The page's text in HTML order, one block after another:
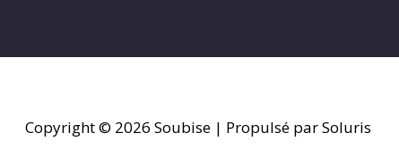
Copyright © 2026 Soubise | Propulsé par Soluris